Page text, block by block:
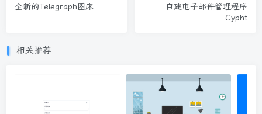
全新的Telegraph图床
自建电子邮件管理程序
Cypht
相关推荐